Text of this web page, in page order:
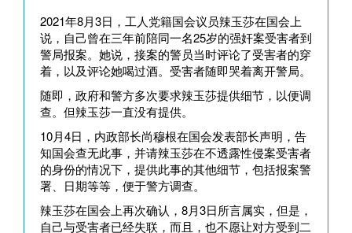
2021年8月3日，工人党籍国会议员辣玉莎在国会上
说，自己曾在三年前陪同一名25岁的强奸案受害者到
警局报案。她说，接案的警员当时评论了受害者的穿
着，以及评论她喝过酒。受害者随即哭着离开警局。
随即，政府和警方多次要求辣玉莎提供细节，以便调
查。但辣玉莎一直没有提供。
10月4日，内政部长尚穆根在国会发表部长声明，告
知国会查无此事，并请辣玉莎在不透露性侵案受害者
的身份的情况下，提供此事的其他细节，包括报案警
署、日期等等，便于警方调查。
辣玉莎在国会上再次确认，8月3日所言属实，但是，
自己与受害者已经失联，而且，也不愿让对方受到二